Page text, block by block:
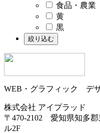
食品・農業
黄
黒
WEB・グラフィック デ
株式会社 アイプラッド
〒470-2102 愛知県知多郡
ル2F